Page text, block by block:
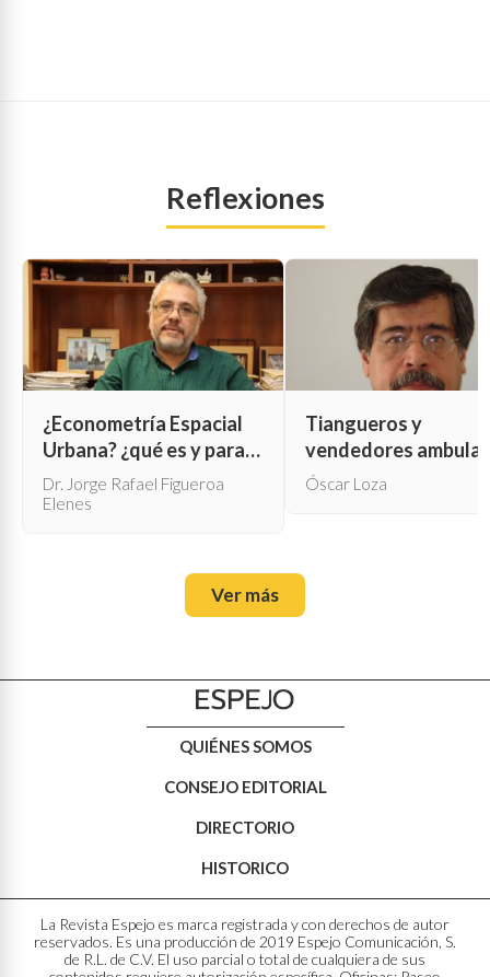
Reflexiones
¿Econometría Espacial
Urbana? ¿qué es y para
qué sirve?
Dr. Jorge Rafael Figueroa
Elenes
Tiangueros y
vendedores
Óscar Loza
Ver más
QUIÉNES SOMOS
CONSEJO EDITORIAL
DIRECTORIO
HISTORICO
La Revista Espejo es marca registrada y con derechos de autor
reservados. Es una producción de 2019 Espejo Comunicación, S.
de R.L. de C.V. El uso parcial o total de cualquiera de sus